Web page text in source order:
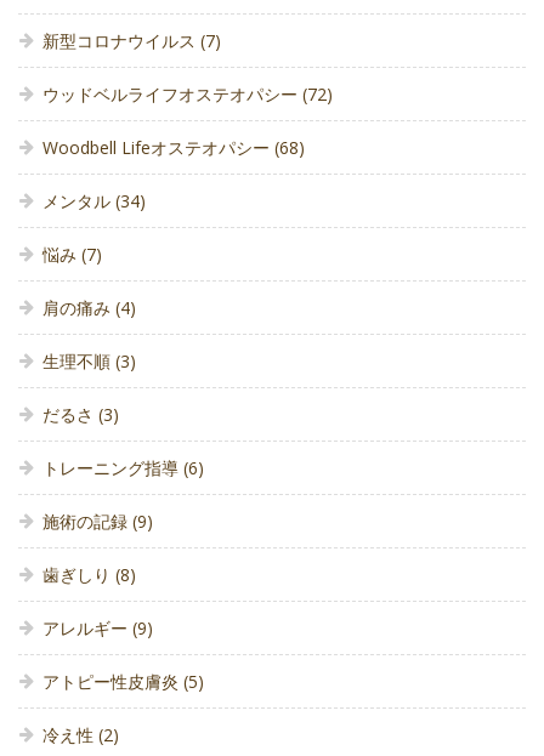
新型コロナウイルス (7)
ウッドベルライフオステオパシー (72)
Woodbell Lifeオステオパシー (68)
メンタル (34)
悩み (7)
肩の痛み (4)
生理不順 (3)
だるさ (3)
トレーニング指導 (6)
施術の記録 (9)
歯ぎしり (8)
アレルギー (9)
アトピー性皮膚炎 (5)
冷え性 (2)